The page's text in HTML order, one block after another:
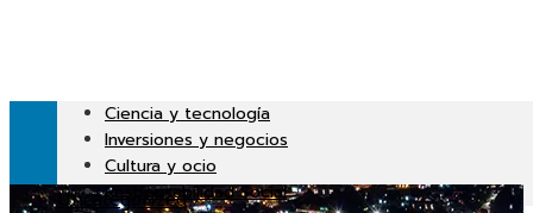
Ciencia y tecnología
Inversiones y negocios
Cultura y ocio
Responsabilidad Social
Uncategorized